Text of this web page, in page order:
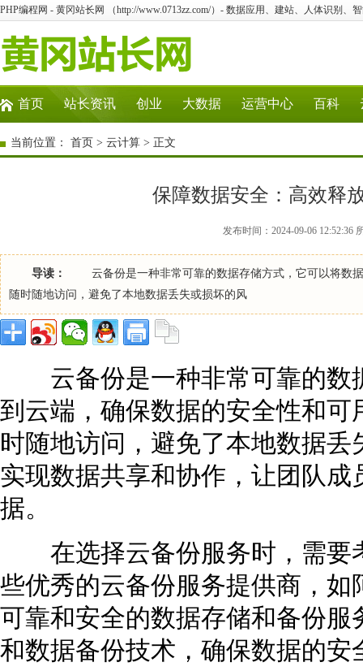
PHP编程网 - 黄冈站长网 （http://www.0713zz.com/）- 数据应用、建站、人体识别、
首页 站长资讯 创业 大数据 运营中心 百科
当前位置： 首页 > 云计算 > 正文
保障数据安全：高效释
发布时间：2024-09-06 12:52:36
导读：
云备份是一种非常可靠的数据存储方式，它可以将数据
随时随地访问，避免了本地数据丢失或损坏的风
云备份是一种非常可靠的数
到云端，确保数据的安全性和
时随地访问，避免了本地数据
实现数据共享和协作，让团队
据。
在选择云备份服务时，需要
些优秀的云备份服务提供商，
可靠和安全的数据存储和备份
和数据备份技术，确保数据的安